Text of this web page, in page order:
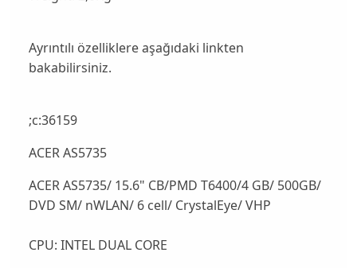
Ayrıntılı özelliklere aşağıdaki linkten
bakabilirsiniz.
;c:36159
ACER AS5735
ACER AS5735/ 15.6" CB/PMD T6400/4 GB/ 500GB/
DVD SM/ nWLAN/ 6 cell/ CrystalEye/ VHP
CPU: INTEL DUAL CORE